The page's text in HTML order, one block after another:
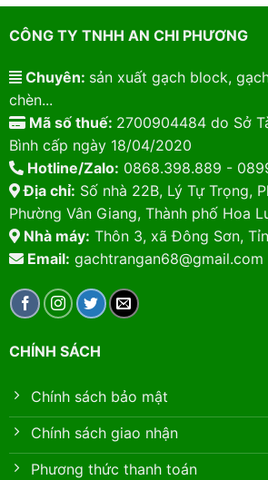
CÔNG TY TNHH AN CHI PHƯƠNG
Chuyên: sản xuất gạch block,
chèn...
Mã số thuế: 2700904484 do Sở
Bình cấp ngày 18/04/2020
Hotline/Zalo: 0868.398.889 -
Địa chỉ: Số nhà 22B, Lý Tự Trọng,
Phường Vân Giang, Thành phố Hoa
Nhà máy: Thôn 3, xã Đông Sơn,
Email: gachtrangan68@gmail.com
CHÍNH SÁCH
Chính sách bảo mật
Chính sách giao nhận
Phương thức thanh toán